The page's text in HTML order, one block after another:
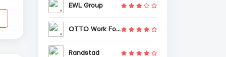
EWL Group
OTTO Work Force
Randstad